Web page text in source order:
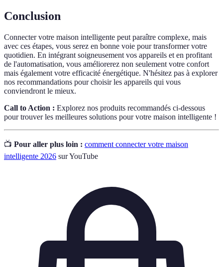
Conclusion
Connecter votre maison intelligente peut paraître complexe, mais
avec ces étapes, vous serez en bonne voie pour transformer votre
quotidien. En intégrant soigneusement vos appareils et en profitant
de l'automatisation, vous améliorerez non seulement votre confort
mais également votre efficacité énergétique. N'hésitez pas à explorer
nos recommandations pour choisir les appareils qui vous
conviendront le mieux.
Call to Action : Explorez nos produits recommandés ci-dessous
pour trouver les meilleures solutions pour votre maison intelligente !
📺 Pour aller plus loin : comment connecter votre maison
intelligente 2026 sur YouTube